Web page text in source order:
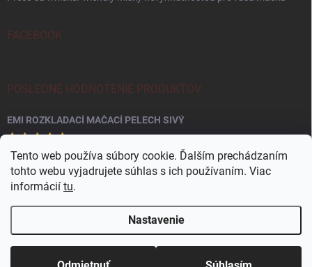
Tento web používa súbory cookie. Ďalším prechádzaním
tohto webu vyjadrujete súhlas s ich používaním. Viac
informácií tu.
Nastavenie
FACEBOOK
POSLEDNÉ HODNOTENIE PRODUKTOV
EMI ROZKLADACÍ MAČACÍ PELECH SIVÝ
Copyright 2026 . Všetky práva vyhradené.